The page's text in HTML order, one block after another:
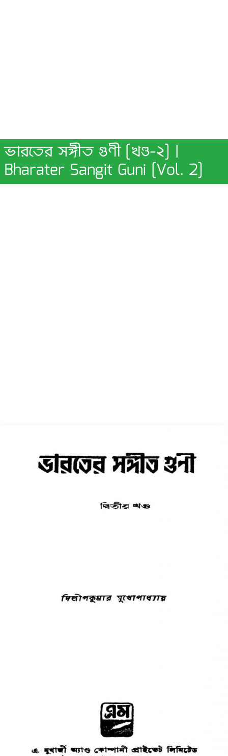
ভারতের সঙ্গীত গুণী [খণ্ড-২] |
Bharater Sangit Guni [Vol. 2]